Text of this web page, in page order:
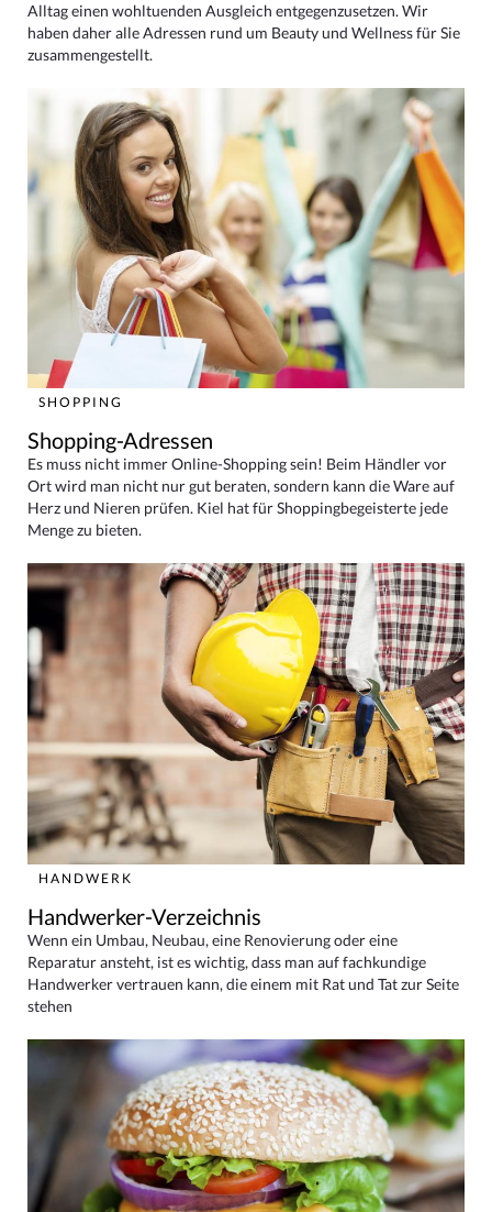
Alltag einen wohltuenden Ausgleich entgegenzusetzen. Wir
haben daher alle Adressen rund um Beauty und Wellness für Sie
zusammengestellt.
SHOPPING
Shopping-Adressen
Es muss nicht immer Online-Shopping sein! Beim Händler vor
Ort wird man nicht nur gut beraten, sondern kann die Ware auf
Herz und Nieren prüfen. Kiel hat für Shoppingbegeisterte jede
Menge zu bieten.
HANDWERK
Handwerker-Verzeichnis
Wenn ein Umbau, Neubau, eine Renovierung oder eine
Reparatur ansteht, ist es wichtig, dass man auf fachkundige
Handwerker vertrauen kann, die einem mit Rat und Tat zur Seite
stehen